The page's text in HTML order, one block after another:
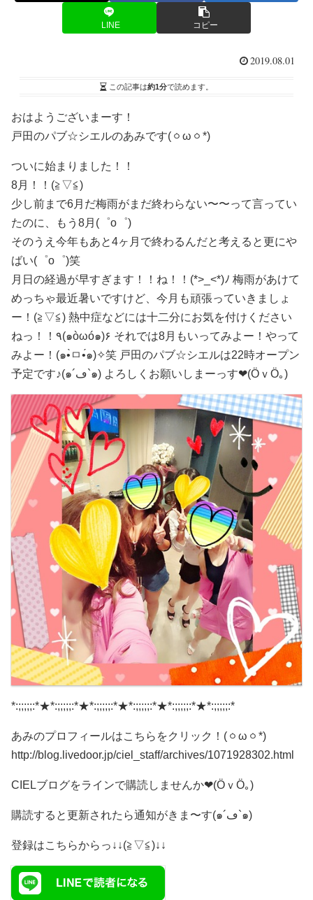
LINE コピー
2019.08.01
この記事は約1分で読めます。
おはようございまーす！
戸田のパブ☆シエルのあみです(ㆁωㆁ*)
ついに始まりました！！
8月！！(≧▽≦)
少し前まで6月だ梅雨がまだ終わらない〜〜って言ってい
たのに、もう8月(゜o゜)
そのうえ今年もあと4ヶ月で終わるんだと考えると更にや
ばい(゜o゜)笑
月日の経過が早すぎます！！ね！！(*>_<*)ﾉ 梅雨があけて
めっちゃ最近暑いですけど、今月も頑張っていきましょ
ー！(≧▽≦) 熱中症などには十二分にお気を付けください
ねっ！！٩(๑òωó๑)۶ それでは8月もいってみよー！やって
みよー！(๑•̀ㅁ•́๑)✧笑 戸田のパブ☆シエルは22時オープン
予定です♪(๑´ڡ`๑) よろしくお願いしまーっす❤(ӦｖӦ｡)
*:;;;;;:*★*:;;;;;:*★*:;;;;;:*★*:;;;;;:*★*:;;;;;:*★*:;;;;;:*
あみのプロフィールはこちらをクリック！(ㆁωㆁ*)
http://blog.livedoor.jp/ciel_staff/archives/1071928302.html
CIELブログをラインで購読しませんか❤(ӦｖӦ｡)
購読すると更新されたら通知がきま〜す(๑´ڡ`๑)
登録はこちらからっ↓↓(≧▽≦)↓↓